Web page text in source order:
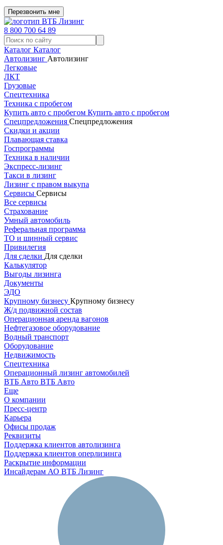
Перезвонить мне
8 800 700 64 89
Каталог Каталог
Автолизинг Автолизинг
Легковые
ЛКТ
Грузовые
Спецтехника
Техника с пробегом
Купить авто с пробегом Купить авто с пробегом
Спецпредложения Спецпредложения
Скидки и акции
Плавающая ставка
Госпрограммы
Техника в наличии
Экспресс-лизинг
Такси в лизинг
Лизинг с правом выкупа
Сервисы Сервисы
Все сервисы
Страхование
Умный автомобиль
Реферальная программа
ТО и шинный сервис
Привилегия
Для сделки Для сделки
Калькулятор
Выгоды лизинга
Документы
ЭДО
Крупному бизнесу Крупному бизнесу
Ж/д подвижной состав
Операционная аренда вагонов
Нефтегазовое оборудование
Водный транспорт
Оборудование
Недвижимость
Спецтехника
Операционный лизинг автомобилей
ВТБ Авто ВТБ Авто
Еще
О компании
Пресс-центр
Карьера
Офисы продаж
Реквизиты
Поддержка клиентов автолизинга
Поддержка клиентов оперлизинга
Раскрытие информации
Инсайдерам АО ВТБ Лизинг